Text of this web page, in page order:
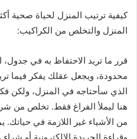
كيفية ترتيب المنزل لحياة صحية
المنزل والتخلص من الكراكيب:
قرر ما تريد الاحتفاظ به في
محدودة، ويجعل عقلك يفكر فيما
الذي سأحتاجه في المنزل، ولكن
هنا ليملأ الفراغ فقط. تخلص من
من الأشياء غير اللازمة في حياتك.
وقراءة الجريدة الإلكترونية أو